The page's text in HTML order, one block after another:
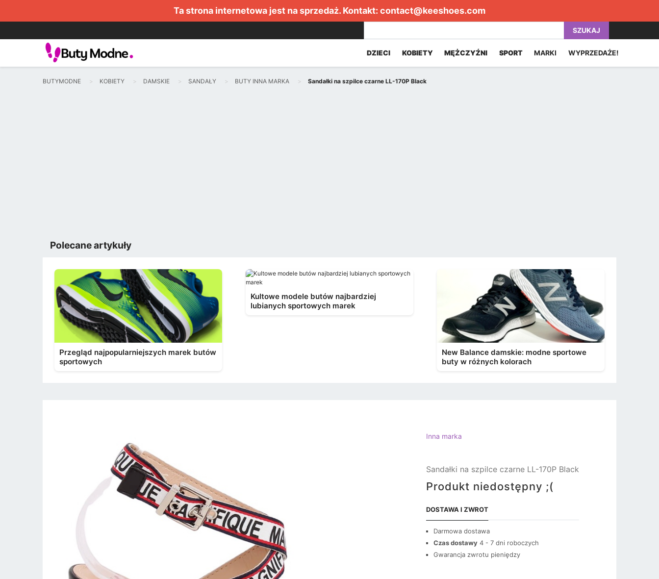
Ta strona internetowa jest na sprzedaż. Kontakt: contact@keeshoes.com
SZUKAJ
DZIECI KOBIETY MĘŻCZYŹNI SPORT MARKI WYPRZEDAŻE!
BUTYMODNE KOBIETY DAMSKIE SANDAŁY BUTY INNA MARKA Sandałki na szpilce czarne LL-170P Black
Polecane artykuły
Przegląd najpopularniejszych marek butów
sportowych
Kultowe modele butów najbardziej
lubianych sportowych marek
New Balance damskie: modne sportowe
buty w różnych kolorach
Inna marka
Sandałki na szpilce czarne LL-170P Black
Produkt niedostępny ;(
DOSTAWA I ZWROT
Darmowa dostawa
Czas dostawy 4 - 7 dni roboczych
Gwarancja zwrotu pieniędzy